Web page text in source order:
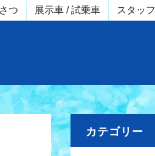
つ 展示車 / 試乗車 スタッ
カテゴリー